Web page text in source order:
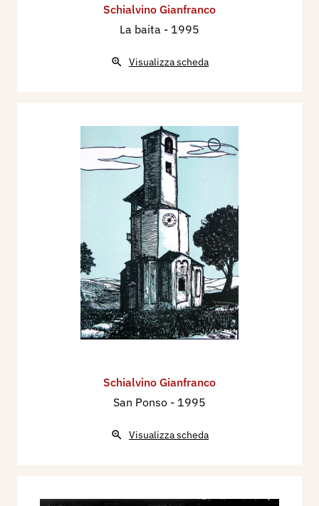
Schialvino ​Gianfranco
La baita - 1995
Visualizza scheda
Schialvino ​Gianfranco
San Ponso - 1995
Visualizza scheda